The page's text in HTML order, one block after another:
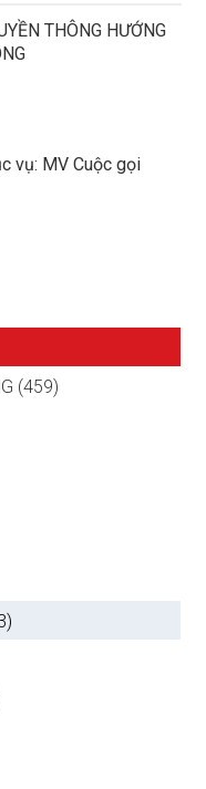
THÔNG HƯỚNG
vụ: MV Cuộc gọi
(459)